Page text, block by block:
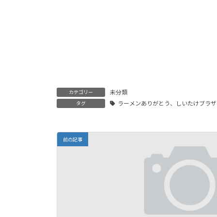
カテゴリー 未分類
タグ ラーメンありがとう、しいたけブラ
前の記事